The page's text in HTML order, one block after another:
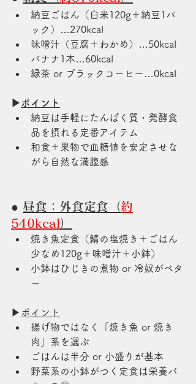
納豆ごはん（白米120g＋納豆1パ
ック）…270kcal
味噌汁（豆腐＋わかめ）…50kcal
バナナ1本…60kcal
緑茶 or ブラックコーヒー…0kcal
▶ ポイント
納豆は手軽にたんぱく質・発酵食
品を摂れる定番アイテム
和食＋果物で血糖値を安定させな
がら自然な満腹感
● 昼食：外食定食（約
540kcal）
焼き魚定食（鯖の塩焼き＋ごはん
少なめ120g＋味噌汁＋小鉢）
小鉢はひじきの煮物 or 冷奴がベタ
ー
▶ ポイント
揚げ物ではなく「焼き魚 or 焼き
肉」系を選ぶ
ごはんは半分 or 小盛りが基本
野菜系の小鉢がつく定食は栄養バ